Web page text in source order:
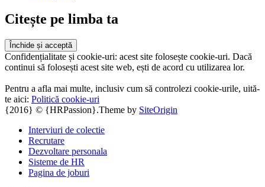
Citește pe limba ta
Confidențialitate și cookie-uri: acest site folosește cookie-uri. Dacă
continui să folosești acest site web, ești de acord cu utilizarea lor.
Pentru a afla mai multe, inclusiv cum să controlezi cookie-urile, uită-
te aici: Politică cookie-uri
{2016} © {HRPassion}.Theme by SiteOrigin
Interviuri de colectie
Recrutare
Dezvoltare personala
Sisteme de HR
Pagina de joburi